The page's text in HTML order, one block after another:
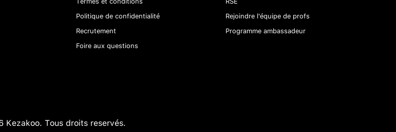
Politique de confidentialité
Recrutement
Foire aux questions
Rejoindre l'équipe de profs
Programme ambassadeur
Tous droits reservés.